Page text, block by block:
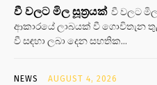
වී වලට මිල සූත්‍රයක් වී වලට
ආකාරයේ ලාබයක් වී ගොවිතැන
වී සඳහා ලබා දෙන සහතික...
NEWS AUGUST 4, 2026